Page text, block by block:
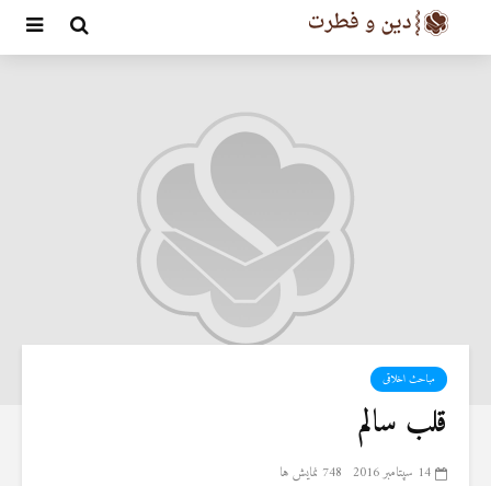
مباحث اخلاقی
قلب سالم
14 سپتامبر 2016 748 نمایش ها